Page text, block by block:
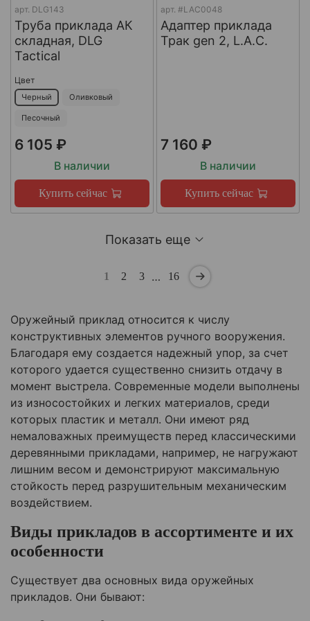
арт. DLG143
Труба приклада АК
складная, DLG
Tactical
Цвет
Черный Оливковый
Песочный
6 105 ₽
В наличии
Купить сейчас
арт. #LAC0048
Адаптер приклада
Трак gen 2, L.A.C.
7 160 ₽
В наличии
Купить сейчас
Показать еще
1 2 3 … 16
Оружейный приклад относится к числу
конструктивных элементов ручного вооружения.
Благодаря ему создается надежный упор, за счет
которого удается существенно снизить отдачу в
момент выстрела. Современные модели выполнены
из износостойких и легких материалов, среди
которых пластик и металл. Они имеют ряд
немаловажных преимуществ перед классическими
деревянными прикладами, например, не нагружают
лишним весом и демонстрируют максимальную
стойкость перед разрушительным механическим
воздействием.
Виды прикладов в ассортименте и их
особенности
Существует два основных вида оружейных
прикладов. Они бывают: